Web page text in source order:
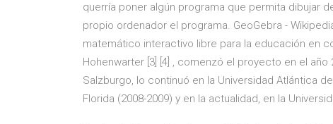
querría poner algún programa que permita dibujar
propio ordenador el programa. GeoGebra -
matemático interactivo libre para la educación en
Hohenwarter [3] [4] , comenzó el proyecto en el
Salzburgo, lo continuó en la Universidad Atlántica
Florida (2008-2009) y en la actualidad, en la